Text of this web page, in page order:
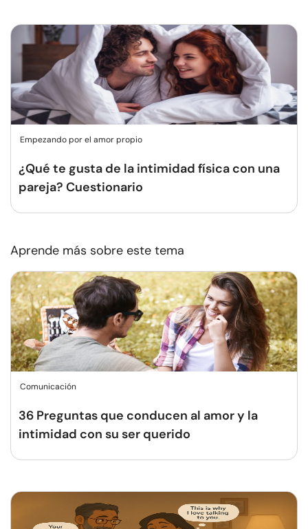
Empezando por el amor propio
¿Qué te gusta de la intimidad física con una
pareja? Cuestionario
Aprende más sobre este tema
Comunicación
36 Preguntas que conducen al amor y la
intimidad con su ser querido